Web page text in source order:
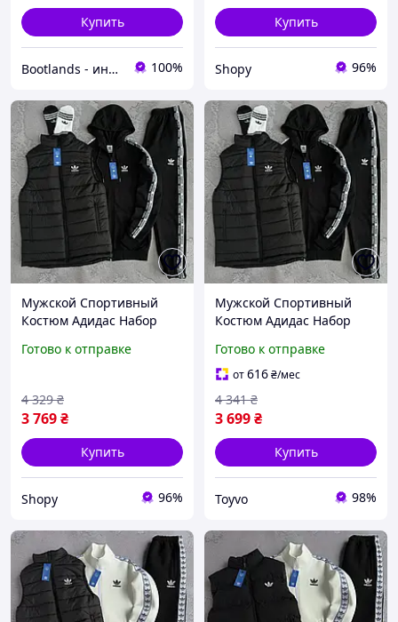
Купить
Bootlands - интернет-магазин обуви и одежды 100%
Купить
Shopy 96%
Мужской Спортивный
Костюм Адидас Набор
С Лампасами Черный
Спортивний Костюм
Адідас
Готово к отправке
3 769₴
4 329 ₴
Купить
Shopy 96%
Мужской Спортивный
Костюм Адидас Набор
С Лампасами Черный
Adidas Toyvoo Чоловічий
Спортивний Костюм
Адідас
Готово к отправке
от616₴/мес
3 699₴
4 341 ₴
Купить
Toyvo 98%